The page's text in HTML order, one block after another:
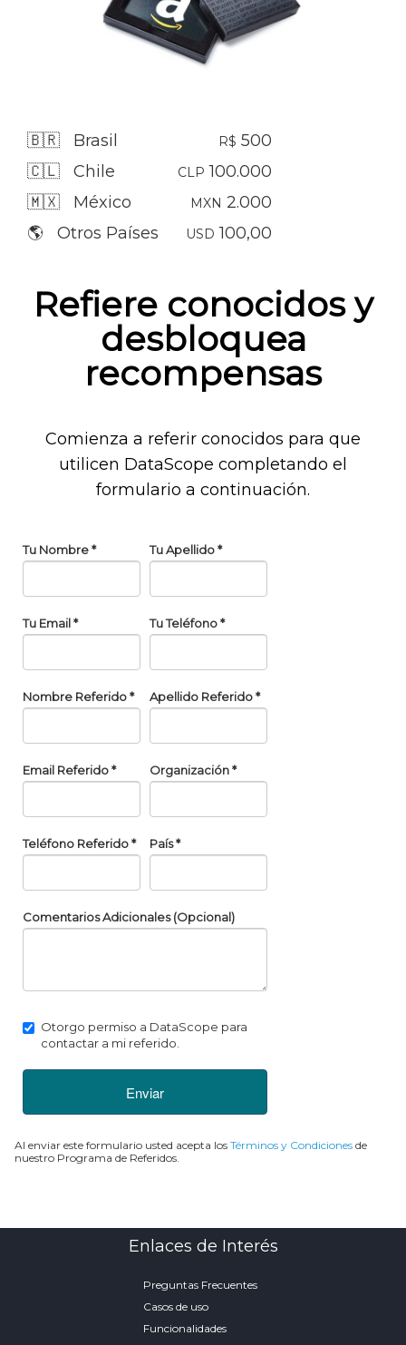
🇧🇷 Brasil R$ 500
🇨🇱 Chile
CLP 100.000
🇲🇽 México
MXN 2.000
🌎 Otros Países
USD 100,00
Refiere conocidos y
desbloquea
recompensas
Comienza a referir conocidos para que
utilicen DataScope completando el
formulario a continuación.
Tu Nombre* Tu Apellido*
Tu Email* Tu Teléfono*
Nombre Referido* Apellido Referido*
Email Referido* Organización*
Teléfono Referido* País*
Comentarios Adicionales (Opcional)
Otorgo permiso a DataScope para
contactar a mi referido.
Enviar
Al enviar este formulario usted acepta los Términos y Condiciones de
nuestro Programa de Referidos.
Enlaces de Interés
Preguntas Frecuentes
Casos de uso
Funcionalidades